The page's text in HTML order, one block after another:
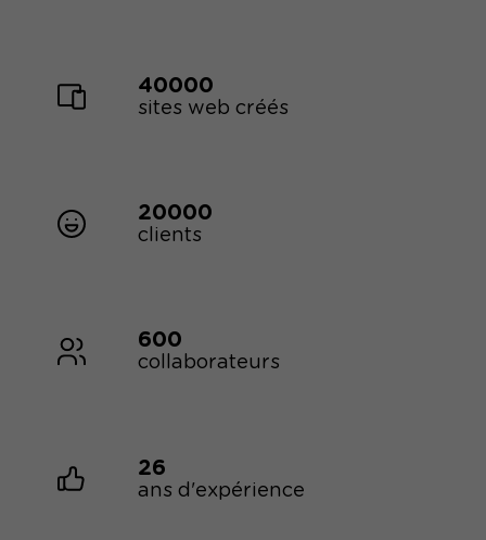
40000
sites web créés
20000
clients
600
collaborateurs
26
ans d'expérience